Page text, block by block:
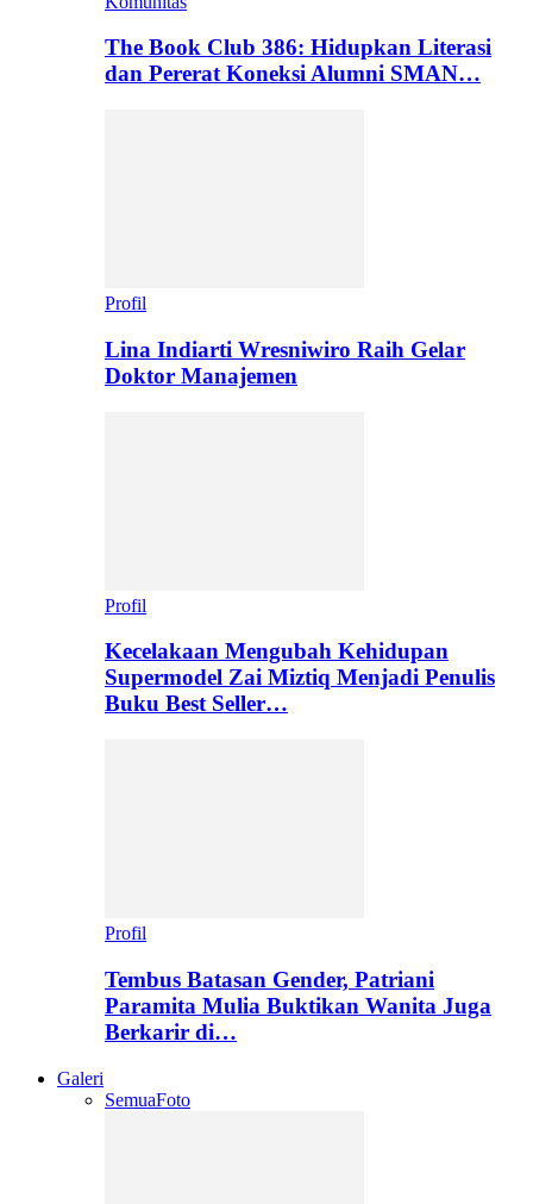
The Book Club 386: Hidupkan Literasi
dan Pererat Koneksi Alumni SMAN…
Profil
Lina Indiarti Wresniwiro Raih Gelar
Doktor Manajemen
Profil
Kecelakaan Mengubah Kehidupan
Supermodel Zai Miztiq Menjadi Penulis
Buku Best Seller…
Profil
Tembus Batasan Gender, Patriani
Paramita Mulia Buktikan Wanita Juga
Berkarir di…
Galeri
SemuaFoto